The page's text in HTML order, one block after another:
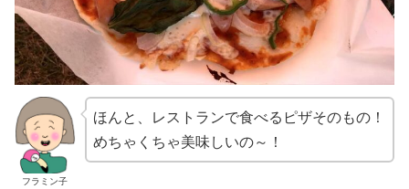
フラミン子
ほんと、レストランで食べるピザそのもの！
めちゃくちゃ美味しいの～！